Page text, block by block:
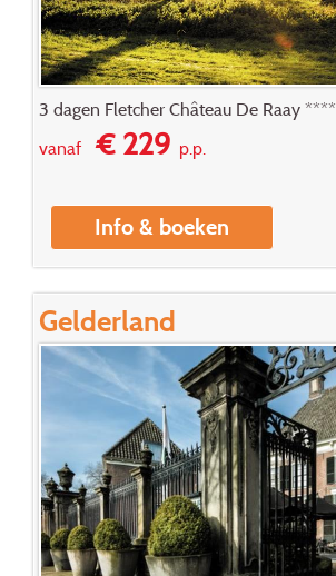
3 dagen Fletcher Château De Raay ****
vanaf€ 229p.p.
Info & boeken
Gelderland